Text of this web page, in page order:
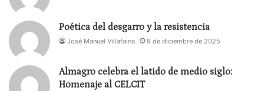
duelo enfrentados al vibrante lenguaje del circo.
La compañíaHistrión Teatroy su obra‘Nevenka’
hace con los dos premios de interpretación,
Matarranz yAles Furundarena.
Poética del desgarro y la resistencia
José Manuel Villafaina 9 de diciembre de 2025
Almagro celebra el latido de medio siglo:
Homenaje al CELCIT